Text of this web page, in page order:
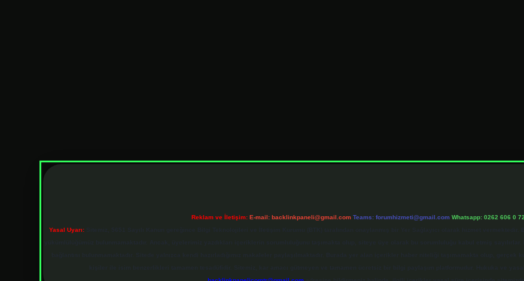
Reklam ve İletişim: E-mail: backlinkpaneli@gmail.com Teams: forumhizmeti@gmail.com Whatsapp: 0262 606 0
Yasal Uyarı:Sitemiz, 5651 Sayılı Kanun gereğince Bilgi Teknolojileri ve İletişim Kurumu (BTK) tarafından onaylanmış bir Yer Sağlayıcı olarak hizmet